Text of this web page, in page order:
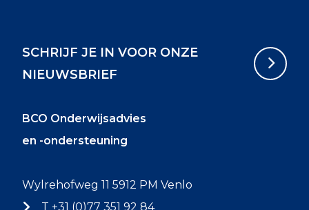
SCHRIJF JE IN VOOR ONZE
NIEUWSBRIEF
BCO Onderwijsadvies
en -ondersteuning
Wylrehofweg 11 5912 PM Venlo
T +31 (0)77 351 92 84